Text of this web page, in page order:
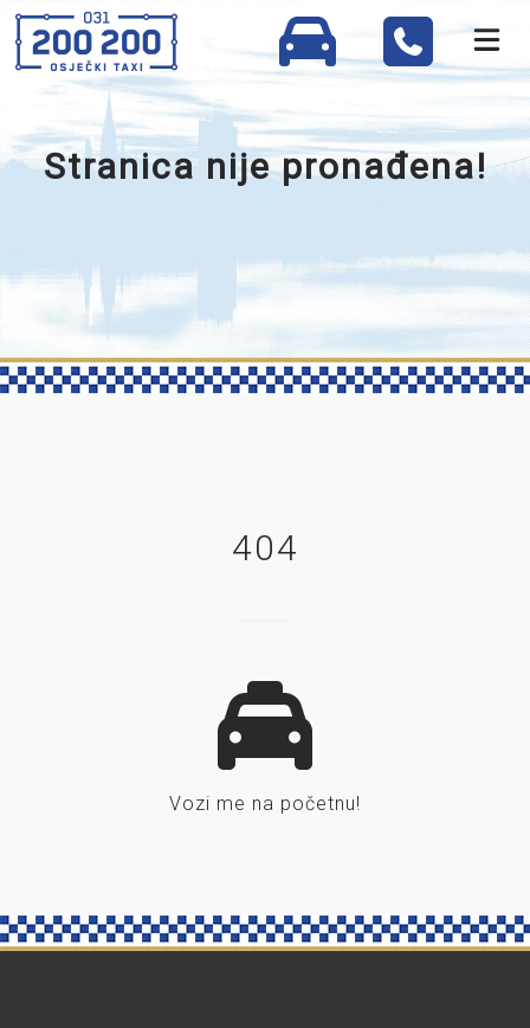
Stranica nije pronađena!
404
Vozi me na početnu!